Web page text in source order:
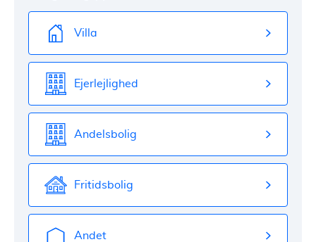
Villa
Ejerlejlighed
Andelsbolig
Fritidsbolig
Andet